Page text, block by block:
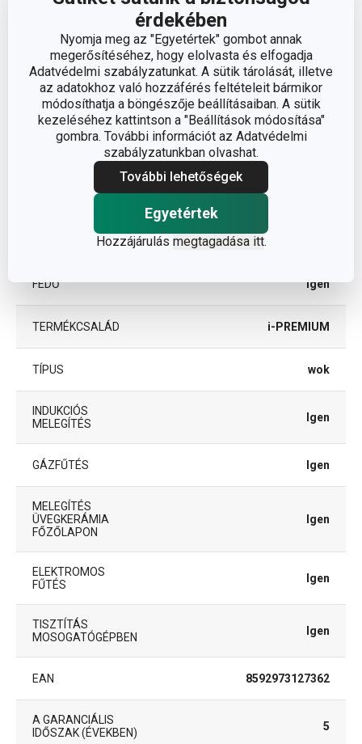
érdekében
Nyomja meg az "Egyetértek" gombot annak
megerősítéséhez, hogy elolvasta és elfogadja
Adatvédelmi szabályzatunkat. A sütik tárolását, illetve
az adatokhoz való hozzáférés feltételeit bármikor
módosíthatja a böngészője beállításaiban. A sütik
kezeléséhez kattintson a "Beállítások módosítása"
gombra. További információt az Adatvédelmi
szabályzatunkban olvashat.
További lehetőségek
Egyetértek
Hozzájárulás megtagadása itt.
INDUKCIÓS ALJ ÁTMÉRŐJE (CM) 17.5
Egyéb paraméterek
műanyag, alumínium ötvözet,
rozsdamentes acél,
tapadásmentes felület, üveg
FEDŐ Igen
TERMÉKCSALÁD i-PREMIUM
TÍPUS wok
INDUKCIÓS
MELEGÍTÉS
Igen
GÁZFŰTÉS Igen
MELEGÍTÉS
ÜVEGKERÁMIA
FŐZŐLAPON
Igen
ELEKTROMOS
FŰTÉS
Igen
TISZTÍTÁS
MOSOGATÓGÉPBEN
Igen
EAN 8592973127362
A GARANCIÁLIS
IDŐSZAK (ÉVEKBEN)
5